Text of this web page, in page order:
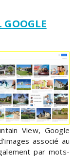
GOOGLE
View, Google
associé au
par mots-